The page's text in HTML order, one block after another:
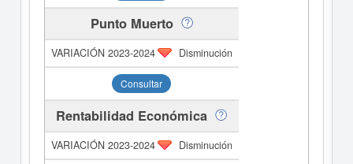
Punto Muerto
Disminución
Consultar
Rentabilidad Económica
Disminución